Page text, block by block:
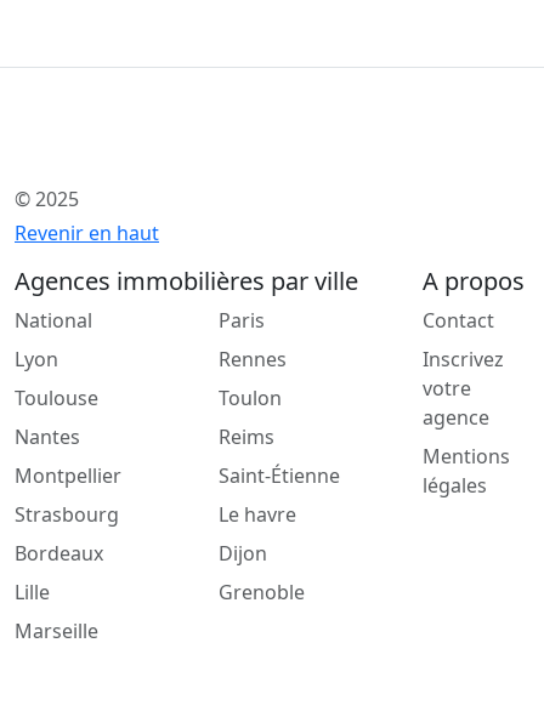
© 2025
Revenir en haut
Agences immobilières par ville
National
Lyon
Toulouse
Nantes
Montpellier
Strasbourg
Bordeaux
Lille
Marseille
Paris
Rennes
Toulon
Reims
Saint-Étienne
Le havre
Dijon
Grenoble
A propos
Contact
Inscrivez
votre
agence
Mentions
légales